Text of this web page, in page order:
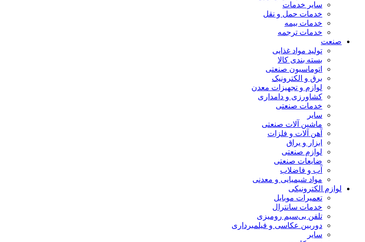
سایر خدمات
خدمات حمل و نقل
خدمات بیمه
خدمات ترجمه
صنعت
تولید مواد غذایی
بسته بندی کالا
اتوماسیون صنعتی
برق و الکترونیک
لوازم و تجهیزات معدن
کشاورزی و دامداری
خدمات صنعتی
سایر
ماشین آلات صنعتی
آهن آلات و فلزات
ابزار و یراق
لوازم صنعتی
ضایعات صنعتی
آب و فاضلاب
مواد شیمیایی و معدنی
لوازم الکترونیکی
تعمیرات موبایل
خدمات سانترال
تلفن بی‌سیم رومیزی
دوربین عکاسی و فیلمبرداری
سایر